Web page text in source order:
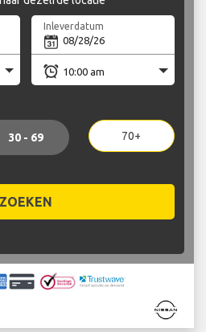
Inleverdatum
30 - 69 70+
ZOEKEN